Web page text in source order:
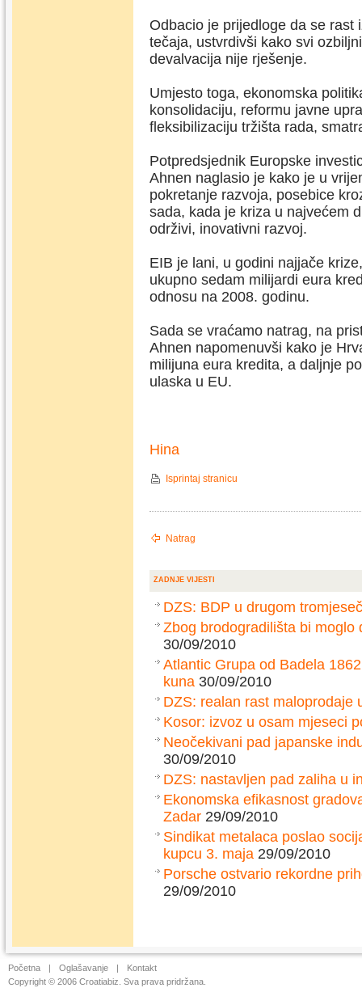
Odbacio je prijedloge da se rast
tečaja, ustvrdivši kako svi
devalvacija nije rješenje.
Umjesto toga, ekonomska
konsolidaciju, reformu javne
fleksibilizaciju tržišta rada,
Potpredsjednik Europske
Ahnen naglasio je kako je u
pokretanje razvoja, posebice
sada, kada je kriza u najvećem
održivi, inovativni razvoj.
EIB je lani, u godini najjače
ukupno sedam milijardi eura
odnosu na 2008. godinu.
Sada se vraćamo natrag, na
Ahnen napomenuvši kako je
milijuna eura kredita, a daljnje
ulaska u EU.
Hina
Isprintaj stranicu
Natrag
ZADNJE VIJESTI
DZS: BDP u drugom
Zbog brodogradilišta bi moglo
30/09/2010
Atlantic Grupa od Badela
kuna 30/09/2010
DZS: realan rast maloprodaje
Kosor: izvoz u osam mjeseci
Neočekivani pad japanske
30/09/2010
DZS: nastavljen pad zaliha u
Ekonomska efikasnost
Zadar 29/09/2010
Sindikat metalaca poslao
kupcu 3. maja 29/09/2010
Porsche ostvario rekordne
29/09/2010
Početna | Oglašavanje |
Kontakt
Copyright © 2006 Croatiabiz. Sva prava pridržana.